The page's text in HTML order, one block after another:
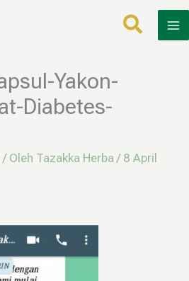
Yakon-
Diabetes-
/ Oleh Tazakka Herba / 8 April